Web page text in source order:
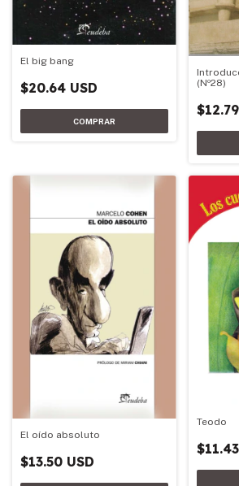
El big bang
$20.64 USD
(Nº28)
El oído absoluto
$13.50 USD
Teodo